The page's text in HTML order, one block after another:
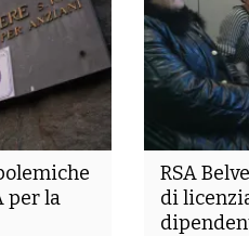
per la
RSA
di